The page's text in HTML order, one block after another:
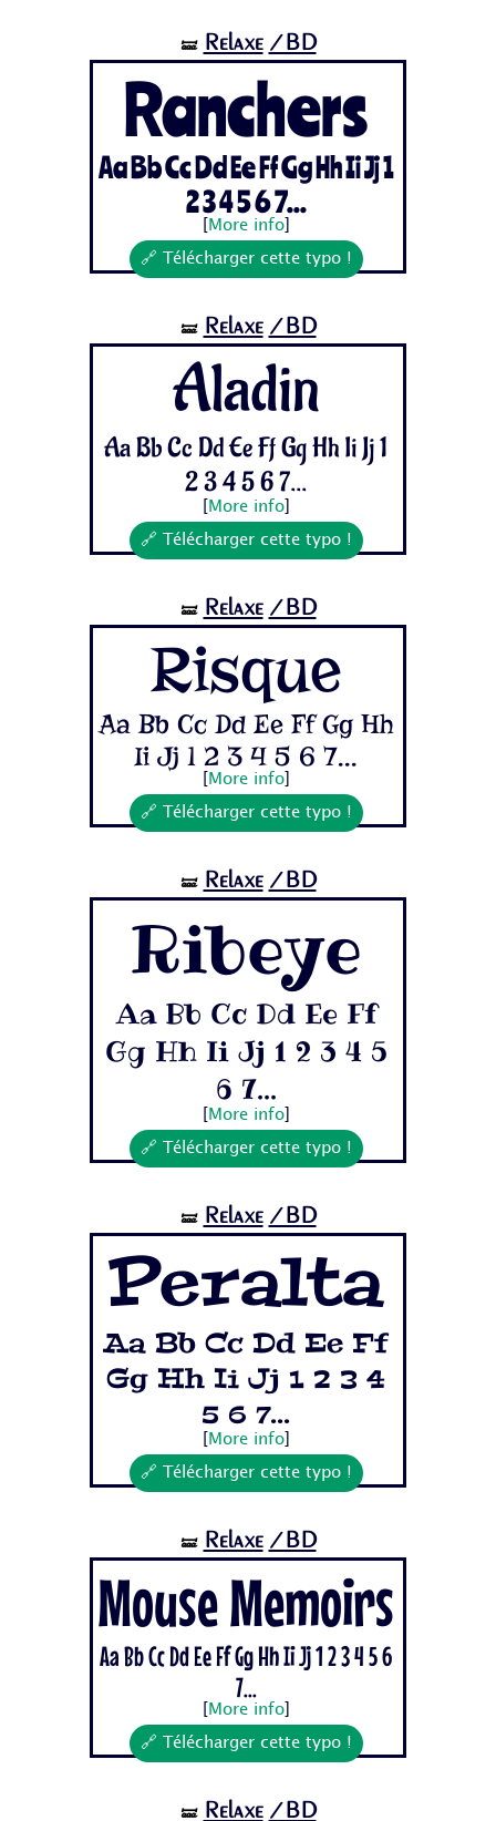
🝛 Relaxe /BD
Ranchers
Aa Bb Cc Dd Ee Ff Gg Hh Ii Jj 1
2 3 4 5 6 7...
More info]
🔗 Télécharger cette typo !
🝛 Relaxe /BD
Aladin
Aa Bb Cc Dd Ee Ff Gg Hh Ii Jj 1
2 3 4 5 6 7...
More info]
🔗 Télécharger cette typo !
🝛 Relaxe /BD
Risque
Aa Bb Cc Dd Ee Ff Gg Hh
Ii Jj 1 2 3 4 5 6 7...
More info]
🔗 Télécharger cette typo !
🝛 Relaxe /BD
Ribeye
Aa Bb Cc Dd Ee Ff
Gg Hh Ii Jj 1 2 3 4 5
6 7...
More info]
🔗 Télécharger cette typo !
🝛 Relaxe /BD
Peralta
Aa Bb Cc Dd Ee Ff
Gg Hh Ii Jj 1 2 3 4
5 6 7...
More info]
🔗 Télécharger cette typo !
🝛 Relaxe /BD
Mouse Memoirs
Aa Bb Cc Dd Ee Ff Gg Hh Ii Jj 1 2 3 4 5 6
7...
More info]
🔗 Télécharger cette typo !
🝛 Relaxe /BD